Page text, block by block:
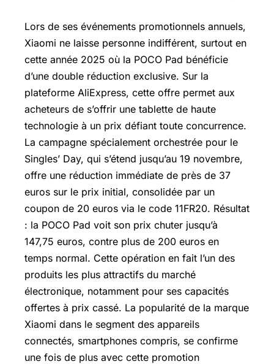
Lors de ses événements promotionnels annuels,
Xiaomi ne laisse personne indifférent, surtout en
cette année 2025 où la POCO Pad bénéficie
d’une double réduction exclusive. Sur la
plateforme AliExpress, cette offre permet aux
acheteurs de s’offrir une tablette de haute
technologie à un prix défiant toute concurrence.
La campagne spécialement orchestrée pour le
Singles’ Day, qui s’étend jusqu’au 19 novembre,
offre une réduction immédiate de près de 37
euros sur le prix initial, consolidée par un
coupon de 20 euros via le code 11FR20. Résultat
: la POCO Pad voit son prix chuter jusqu’à
147,75 euros, contre plus de 200 euros en
temps normal. Cette opération en fait l’un des
produits les plus attractifs du marché
électronique, notamment pour ses capacités
offertes à prix cassé. La popularité de la marque
Xiaomi dans le segment des appareils
connectés, smartphones compris, se confirme
une fois de plus avec cette promotion